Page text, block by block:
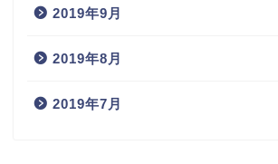
2019年9月
2019年8月
2019年7月